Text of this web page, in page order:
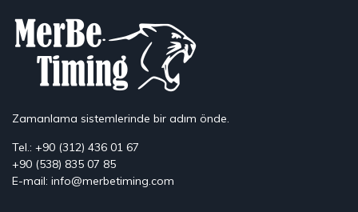
Zamanlama sistemlerinde bir adım önde.
Tel.: +90 (312) 436 01 67
+90 (538) 835 07 85
E-mail: info@merbetiming.com